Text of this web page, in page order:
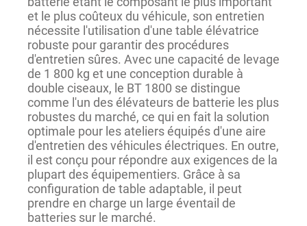
et le plus coûteux du véhicule, son entretien
nécessite l'utilisation d'une table élévatrice
robuste pour garantir des procédures
d'entretien sûres. Avec une capacité de levage
de 1 800 kg et une conception durable à
double ciseaux, le BT 1800 se distingue
comme l'un des élévateurs de batterie les plus
robustes du marché, ce qui en fait la solution
optimale pour les ateliers équipés d'une aire
d'entretien des véhicules électriques. En outre,
il est conçu pour répondre aux exigences de la
plupart des équipementiers. Grâce à sa
configuration de table adaptable, il peut
prendre en charge un large éventail de
batteries sur le marché.